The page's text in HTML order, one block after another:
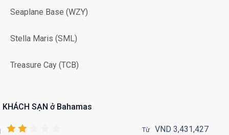
Seaplane Base (WZY)
Stella Maris (SML)
Treasure Cay (TCB)
KHÁCH SẠN ở Bahamas
Từ VND 3,431,427